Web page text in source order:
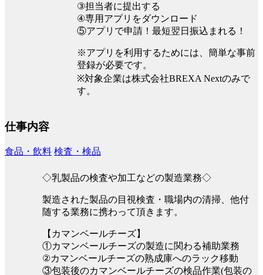
③担当者に提出する
④専用アプリをダウンロード
⑤アプリで申請！最短翌日振込まれる！
※アプリを利用するためには、簡単な事前
登録が必要です。
※対象企業は株式会社BREXA Nextのみで
す。
仕事内容
食品・飲料 検査・検品
◇乳製品の検査や加工などの製造業務◇
製造された製品の目視検査・職場内の清掃、他付
随する業務に携わって頂きます。
【カマンベールチーズ】
①カマンベールチーズの製造に関わる補助業務
②カマンベールチーズの熟成庫へのラック移動
③包装後のカマンベールチーズの検品作業(包装の